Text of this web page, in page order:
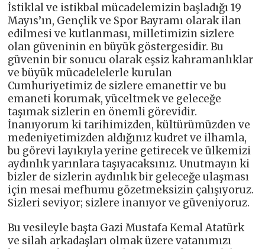
İstiklal ve istikbal mücadelemizin başladığı 19
Mayıs’ın, Gençlik ve Spor Bayramı olarak ilan
edilmesi ve kutlanması, milletimizin sizlere
olan güveninin en büyük göstergesidir. Bu
güvenin bir sonucu olarak eşsiz kahramanlıklar
ve büyük mücadelelerle kurulan
Cumhuriyetimiz de sizlere emanettir ve bu
emaneti korumak, yüceltmek ve geleceğe
taşımak sizlerin en önemli görevidir.
İnanıyorum ki tarihimizden, kültürümüzden ve
medeniyetimizden aldığınız kudret ve ilhamla,
bu görevi layıkıyla yerine getirecek ve ülkemizi
aydınlık yarınlara taşıyacaksınız. Unutmayın ki
bizler de sizlerin aydınlık bir geleceğe ulaşması
için mesai mefhumu gözetmeksizin çalışıyoruz.
Sizleri seviyor; sizlere inanıyor ve güveniyoruz.
Bu vesileyle başta Gazi Mustafa Kemal Atatürk
ve silah arkadaşları olmak üzere vatanımızı